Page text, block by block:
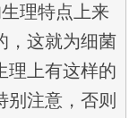
理特点上来
，这就为细菌
理上有这样的
别注意，否则